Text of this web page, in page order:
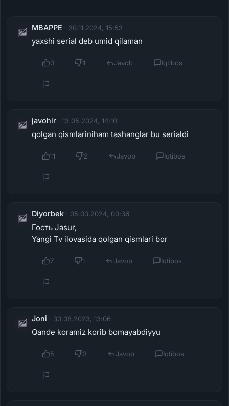
MBAPPE 30.11.2024, 15:53
yaxshi serial deb umid qilaman
0 1 Javob Iqtibos
javohir 13.05.2024, 14:10
qolgan qismlariniham tashanglar bu serialdi
11 2 Javob Iqtibos
Diyorbek 05.03.2024, 00:36
Гость Jasur,
Yangi Tv ilovasida qolgan qismlari bor
7 1 Javob Iqtibos
Joni 30.08.2023, 13:06
Qande koramiz korib bomayabdiyyu
5 3 Javob Iqtibos